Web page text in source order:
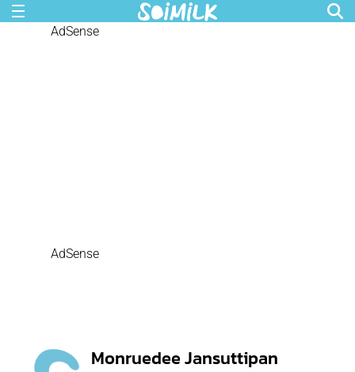
AdSense
AdSense
Monruedee Jansuttipan